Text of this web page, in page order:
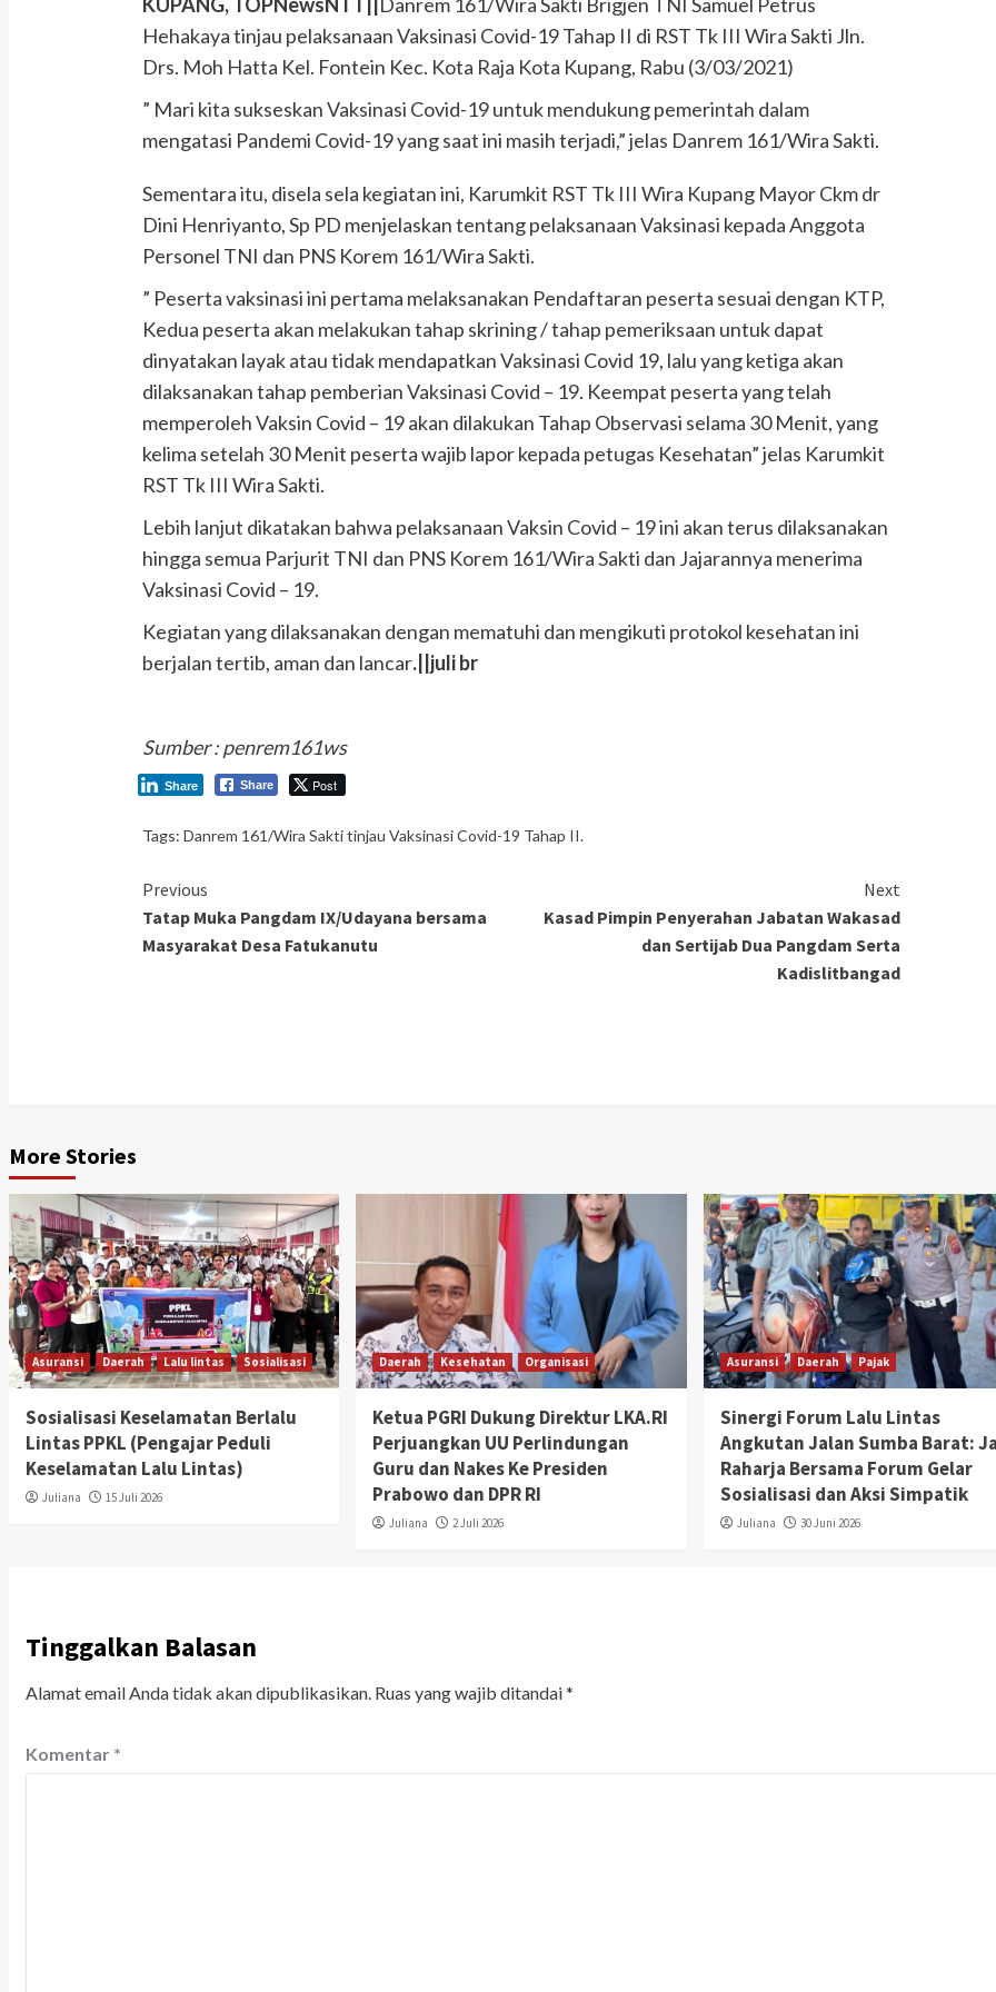
Hehakaya tinjau pelaksanaan Vaksinasi Covid-19 Tahap II di RST Tk III Wira Sakti Jln.
Drs. Moh Hatta Kel. Fontein Kec. Kota Raja Kota Kupang, Rabu (3/03/2021)
” Mari kita sukseskan Vaksinasi Covid-19 untuk mendukung pemerintah dalam
mengatasi Pandemi Covid-19 yang saat ini masih terjadi,” jelas Danrem 161/Wira Sakti.
Sementara itu, disela sela kegiatan ini, Karumkit RST Tk III Wira Kupang Mayor Ckm dr
Dini Henriyanto, Sp PD menjelaskan tentang pelaksanaan Vaksinasi kepada Anggota
Personel TNI dan PNS Korem 161/Wira Sakti.
” Peserta vaksinasi ini pertama melaksanakan Pendaftaran peserta sesuai dengan KTP,
Kedua peserta akan melakukan tahap skrining / tahap pemeriksaan untuk dapat
dinyatakan layak atau tidak mendapatkan Vaksinasi Covid 19, lalu yang ketiga akan
dilaksanakan tahap pemberian Vaksinasi Covid – 19. Keempat peserta yang telah
memperoleh Vaksin Covid – 19 akan dilakukan Tahap Observasi selama 30 Menit, yang
kelima setelah 30 Menit peserta wajib lapor kepada petugas Kesehatan” jelas Karumkit
RST Tk III Wira Sakti.
Lebih lanjut dikatakan bahwa pelaksanaan Vaksin Covid – 19 ini akan terus dilaksanakan
hingga semua Parjurit TNI dan PNS Korem 161/Wira Sakti dan Jajarannya menerima
Vaksinasi Covid – 19.
Kegiatan yang dilaksanakan dengan mematuhi dan mengikuti protokol kesehatan ini
berjalan tertib, aman dan lancar.||juli br
Sumber : penrem161ws
Share Post
Share
Tags: Danrem 161/Wira Sakti tinjau Vaksinasi Covid-19 Tahap II.
Continue
Reading
Previous
Tatap Muka Pangdam IX/Udayana bersama
Masyarakat Desa Fatukanutu
Next
Kasad Pimpin Penyerahan Jabatan Wakasad
dan Sertijab Dua Pangdam Serta
Kadislitbangad
More Stories
Asuransi Daerah Lalu lintas Sosialisasi
Sosialisasi Keselamatan Berlalu
Lintas PPKL (Pengajar Peduli
Keselamatan Lalu Lintas)
Juliana 15 Juli 2026
Daerah Kesehatan Organisasi
Ketua PGRI Dukung Direktur LKA.RI
Perjuangkan UU Perlindungan
Guru dan Nakes Ke Presiden
Prabowo dan DPR RI
Juliana 2 Juli 2026
Asuransi Daerah Pajak
Sinergi Forum Lalu Lintas
Angkutan Jalan Sumba Barat:
Raharja Bersama Forum Gelar
Sosialisasi dan Aksi Simpatik
Juliana 30 Juni 2026
Tinggalkan Balasan
Alamat email Anda tidak akan dipublikasikan. Ruas yang wajib ditandai*
Komentar *